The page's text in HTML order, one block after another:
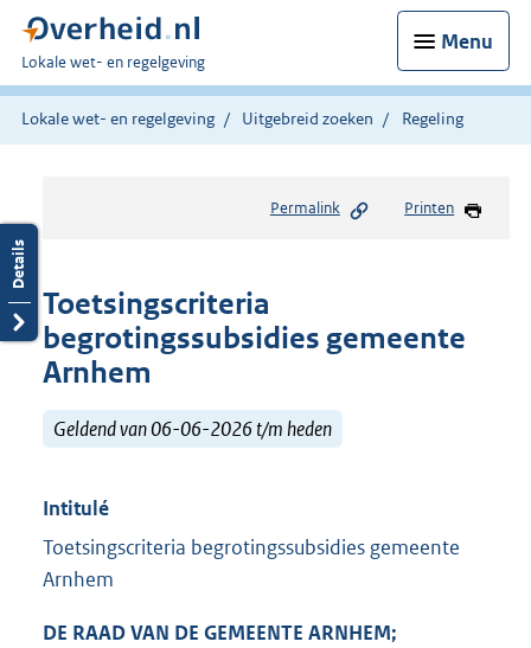
Menu
U
bent
hier:
Lokale wet- en regelgeving
Lokale wet- en regelgeving Uitgebreid zoeken Regeling
Permalink Printen
Toetsingscriteria
begrotingssubsidies gemeente
Arnhem
Geldend van 06-06-2026 t/m heden
Intitulé
Toetsingscriteria begrotingssubsidies gemeente
Arnhem
DE RAAD VAN DE GEMEENTE ARNHEM;